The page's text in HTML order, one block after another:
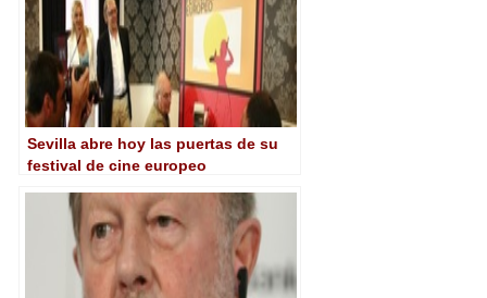
Sevilla abre hoy las puertas de su
festival de cine europeo